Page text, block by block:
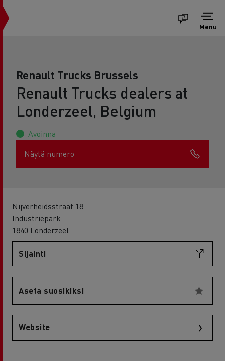
Menu
Renault Trucks Brussels
Renault Trucks dealers at
Londerzeel, Belgium
Avoinna
Näytä numero
Nijverheidsstraat 18
Industriepark
1840 Londerzeel
Sijainti
Aseta suosikiksi
Website